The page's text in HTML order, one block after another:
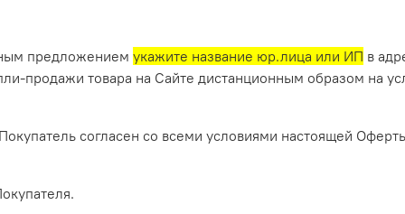
предложением укажите название юр.лица или ИП в
продажи товара на Сайте дистанционным образом на
согласен со всеми условиями настоящей